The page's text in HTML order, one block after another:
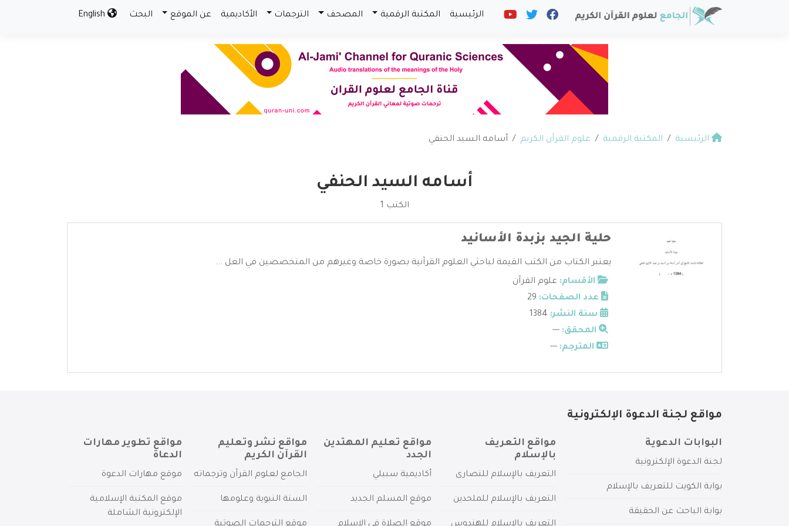
الرئيسية المكتبة الرقمية المصحف الترجمات الأكاديمية عن الموقع البحث
الرئيسية المكتبة الرقمية علوم القرآن الكريم أسامه السيد الحنفي
أسامه السيد الحنفي
الكتب 1
حلية الجيد بزبدة الأسانيد
يعتبر الكتاب من الكتب القيمة لباحثي العلوم القرآنية بصورة خاصة وغيرهم من المتخصصين في العل ...
الأقسام: علوم القرآن
عدد الصفحات:
سنة النشر:
المحقق: ---
المترجم: ---
مواقع لجنة الدعوة الإلكترونية
البوابات الدعوية
لجنة الدعوة الإلكترونية
بوابة الكويت للتعريف بالإسلام
بوابة الباحث عن الحقيقة
مواقع التعريف
بالإسلام
التعريف بالإسلام للنصارى
التعريف بالإسلام للملحدين
مواقع تعليم المهتدين
الجدد
أكاديمية سبيلي
موقع المسلم الجديد
مواقع نشر وتعليم
القرآن الكريم
الجامع لعلوم القرآن وترجماته
السنة النبوية وعلومها
مواقع تطوير مهارات
الدعاة
موقع مهارات الدعوة
موقع المكتبة الإسلامية
الإلكترونية الشاملة